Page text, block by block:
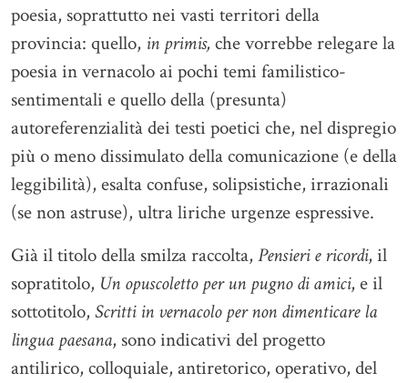
poesia, soprattutto nei vasti territori della
provincia: quello, in primis, che vorrebbe relegare la
poesia in vernacolo ai pochi temi familistico-
sentimentali e quello della (presunta)
autoreferenzialità dei testi poetici che, nel dispregio
più o meno dissimulato della comunicazione (e della
leggibilità), esalta confuse, solipsistiche, irrazionali
(se non astruse), ultra liriche urgenze espressive.
Già il titolo della smilza raccolta, Pensieri e ricordi, il
sopratitolo, Un opuscoletto per un pugno di amici, e il
sottotitolo, Scritti in vernacolo per non dimenticare la
lingua paesana, sono indicativi del progetto
antilirico, colloquiale, antiretorico, operativo, del